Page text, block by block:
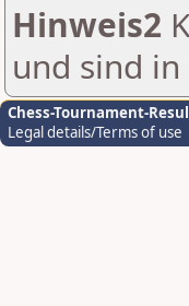
Hinweis2
und sind
Chess-Tournament-
Legal details/Terms of use